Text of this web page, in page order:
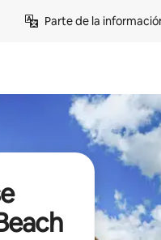
Parte de la